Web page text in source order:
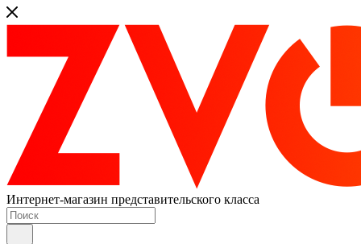
Интернет-магазин представительского класса